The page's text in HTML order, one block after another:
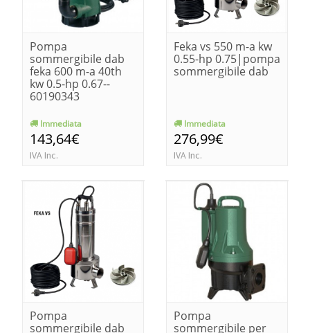
Pompa
sommergibile dab
feka 600 m-a 40th
kw 0.5-hp 0.67--
60190343
Immediata
143,64€
IVA Inc.
Feka vs 550 m-a kw
0.55-hp 0.75|pompa
sommergibile dab
Immediata
276,99€
IVA Inc.
Pompa
sommergibile dab
Pompa
sommergibile per